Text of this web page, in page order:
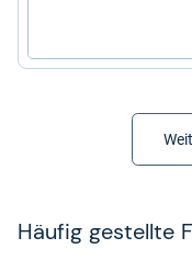
Häu­fig gestellte